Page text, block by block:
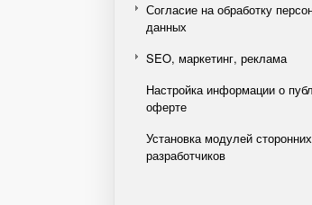
Согласие на обработку
данных
SEO, маркетинг, реклама
Настройка информации о
оферте
Установка модулей сторонних
разработчиков